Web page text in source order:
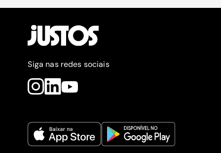
Siga nas redes sociais